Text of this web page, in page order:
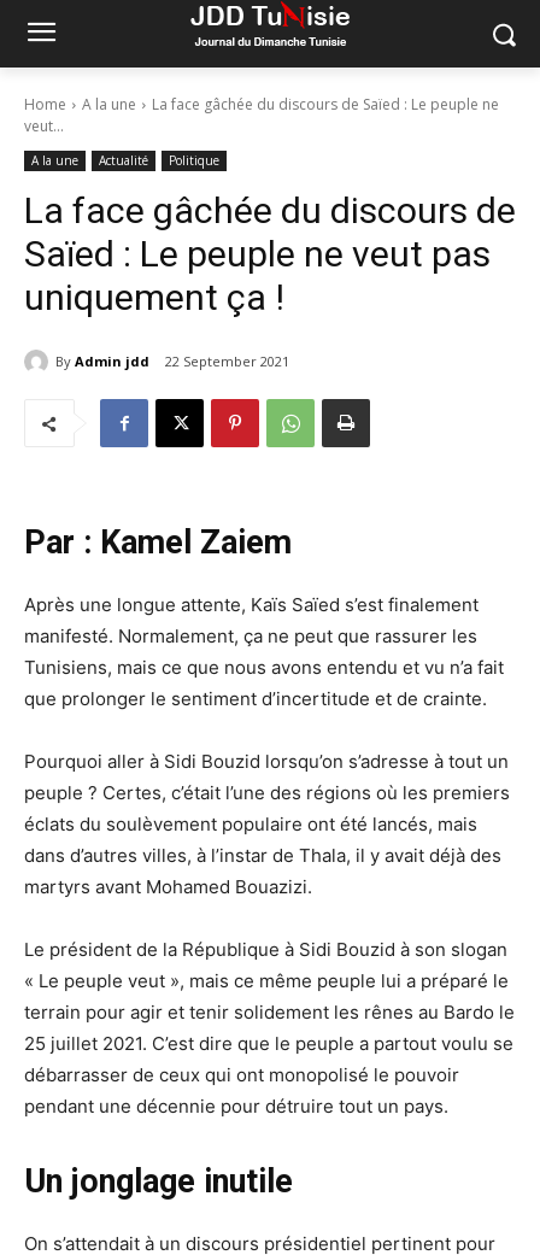
Home A la une
La face gâchée du discours de Saïed : Le peuple ne
veut...
A la une Actualité Politique
La face gâchée du discours de
Saïed : Le peuple ne veut pas
uniquement ça !
By Admin jdd 22 September 2021
Par : Kamel Zaiem
Après une longue attente, Kaïs Saïed s’est finalement
manifesté. Normalement, ça ne peut que rassurer les
Tunisiens, mais ce que nous avons entendu et vu n’a fait
que prolonger le sentiment d’incertitude et de crainte.
Pourquoi aller à Sidi Bouzid lorsqu’on s’adresse à tout un
peuple ? Certes, c’était l’une des régions où les premiers
éclats du soulèvement populaire ont été lancés, mais
dans d’autres villes, à l’instar de Thala, il y avait déjà des
martyrs avant Mohamed Bouazizi.
Le président de la République à Sidi Bouzid à son slogan
« Le peuple veut », mais ce même peuple lui a préparé le
terrain pour agir et tenir solidement les rênes au Bardo le
25 juillet 2021. C’est dire que le peuple a partout voulu se
débarrasser de ceux qui ont monopolisé le pouvoir
pendant une décennie pour détruire tout un pays.
Un jonglage inutile
On s’attendait à un discours présidentiel pertinent pour